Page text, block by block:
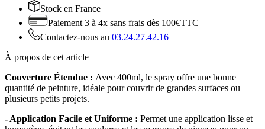
Stock en France
Paiement 3 à 4x sans frais dès 100€TTC
Contactez-nous au 03.24.27.42.16
À propos de cet article
Couverture Étendue : Avec 400ml, le spray offre une bonne
quantité de peinture, idéale pour couvrir de grandes surfaces ou
plusieurs petits projets.
- Application Facile et Uniforme : Permet une application lisse et